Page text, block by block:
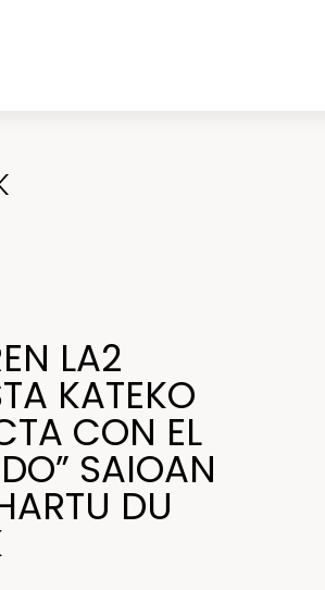
zerbitzuak
LA2
KATEKO
CON EL
SAIOAN
DU